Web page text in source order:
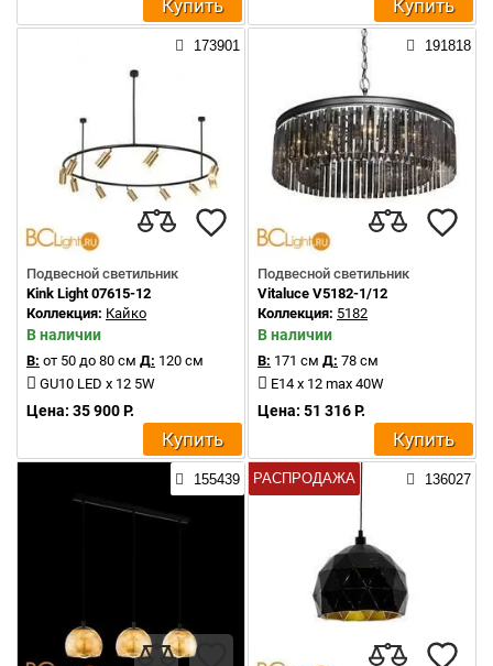
Купить Купить
173901
Подвесной светильник
Kink Light 07615-12
Коллекция: Кайко
В наличии
В: от 50 до 80 см Д: 120 см
GU10 LED x 12 5W
Цена: 35 900 Р.
Купить
191818
Подвесной светильник
Vitaluce V5182-1/12
Коллекция: 5182
В наличии
В: 171 см Д: 78 см
E14 x 12 max 40W
Цена: 51 316 Р.
Купить
155439 РАСПРОДАЖА 136027